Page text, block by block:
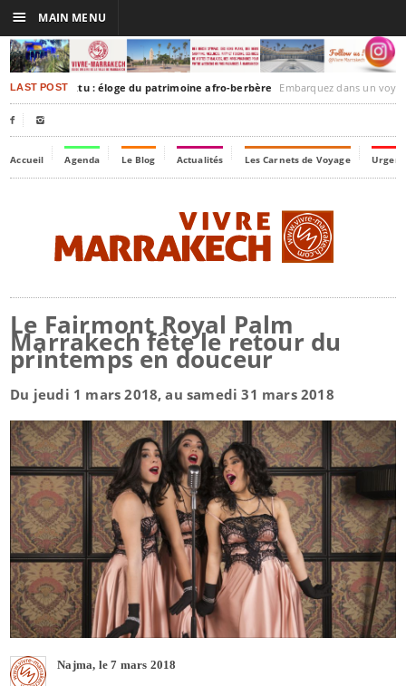
LAST POST
Timbuktu : éloge du patrimoine afro-berbère Embarquez dans un voyage culturel dans le
 
Accueil Agenda Le Blog Actualités Les Carnets de Voyage
Le Fairmont Royal Palm
Marrakech fête le retour du
printemps en douceur
Du jeudi 1 mars 2018, au samedi 31 mars 2018
Najma, le 7 mars 2018
☰ MAIN MENU